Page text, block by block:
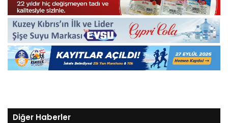
Diğer Haberler